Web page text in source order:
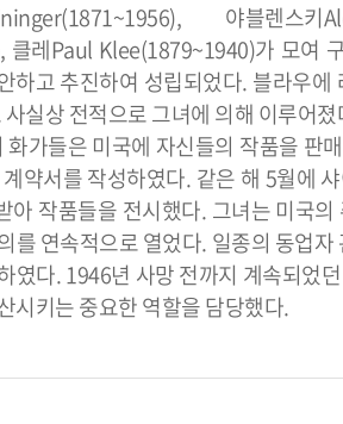
야블렌스
레Paul Klee(1879~1940)가 모여
하고 추진하여 성립되었다. 블라우
실상 전적으로 그녀에 의해 이루어
가들은 미국에 자신들의 작품을 판
약서를 작성하였다. 같은 해 5월에
아 작품들을 전시했다. 그녀는 미국
를 연속적으로 열었다. 일종의 동업
였다. 1946년 사망 전까지 계속되었
시키는 중요한 역할을 담당했다.